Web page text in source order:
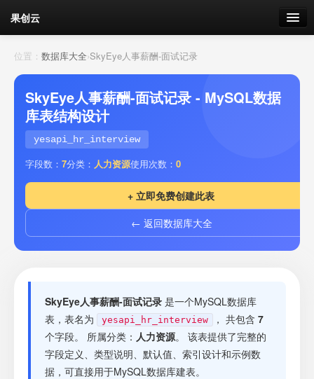
果创云
数据表单
API接口
云存储
流量 剩余接口流量
套餐
位置： 数据库大全›SkyEye人事薪酬-面试记录
SkyEye人事薪酬-面试记录 - MySQL数据
库表结构设计
yesapi_hr_interview
字段数： 7分类： 人力资源使用次数： 0
+ 立即免费创建此表
← 返回数据库大全
SkyEye人事薪酬-面试记录 是一个MySQL数据库
表，表名为
yesapi_hr_interview ， 共包含 7
个字段。 所属分类： 人力资源。 该表提供了完整的
字段定义、类型说明、默认值、索引设计和示例数
据，可直接用于MySQL数据库建表。